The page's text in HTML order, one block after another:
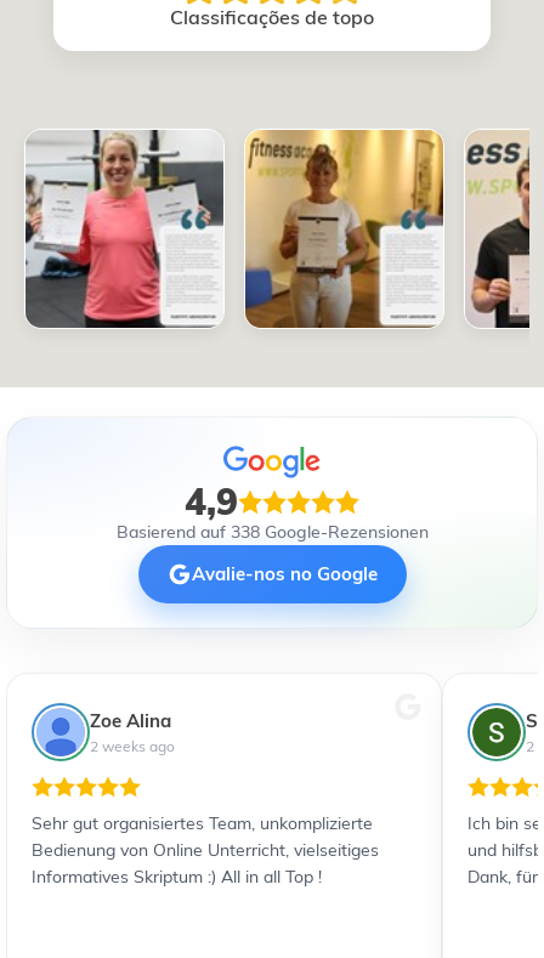
Classificações de topo
4,9
Basierend auf 338 Google-Rezensionen
Avalie-nos no Google
Zoe Alina
2 weeks ago
Sehr gut organisiertes Team, unkomplizierte
Bedienung von Online Unterricht, vielseitiges
Informatives Skriptum :) All in all Top !
2
Ich bin
und
Dank, für